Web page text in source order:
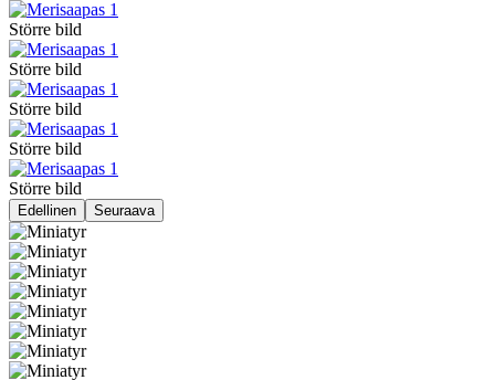
Större bild
Större bild
Större bild
Större bild
Större bild
Edellinen Seuraava